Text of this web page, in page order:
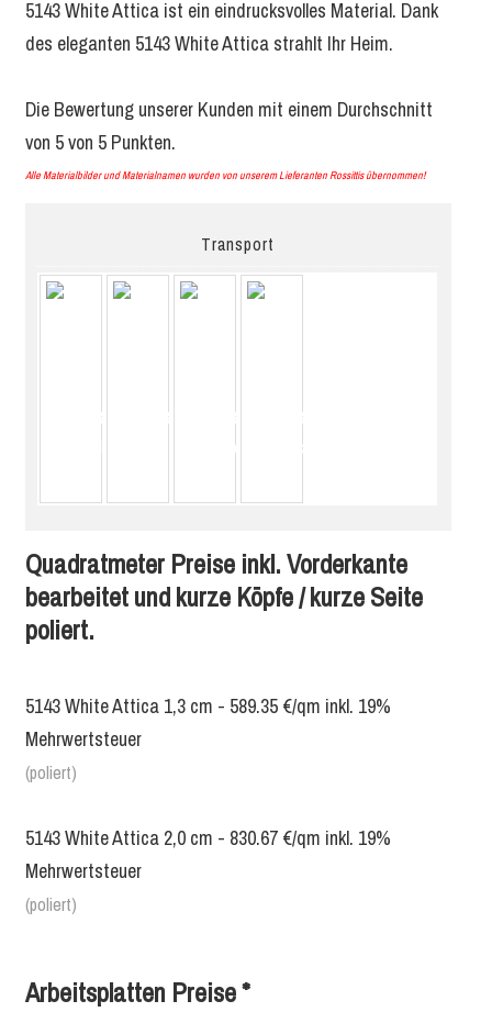
5143 White Attica ist ein eindrucksvolles Material. Dank
des eleganten 5143 White Attica strahlt Ihr Heim.
Die Bewertung unserer Kunden mit einem Durchschnitt
von 5von 5Punkten.
Alle Materialbilder und Materialnamen wurden von unserem Lieferanten Rossittis übernommen!
Transport
Quadratmeter Preise inkl. Vorderkante
bearbeitet und kurze Köpfe / kurze Seite
poliert.
5143 White Attica 1,3 cm - 589.35 €/qm inkl. 19%
Mehrwertsteuer
(poliert)
5143 White Attica 2,0 cm - 830.67 €/qm inkl. 19%
Mehrwertsteuer
(poliert)
Arbeitsplatten Preise *